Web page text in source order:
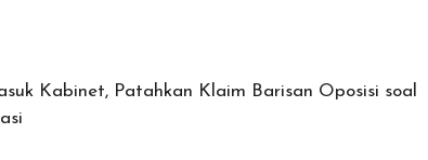
Kabinet, Patahkan Klaim Barisan Oposisi soal